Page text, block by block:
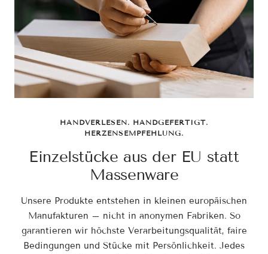
HANDVERLESEN. HANDGEFERTIGT.
HERZENSEMPFEHLUNG.
Einzelstücke aus der EU statt
Massenware
Unsere Produkte entstehen in kleinen europäischen
Manufakturen – nicht in anonymen Fabriken. So
garantieren wir höchste Verarbeitungsqualität, faire
Bedingungen und Stücke mit Persönlichkeit. Jedes